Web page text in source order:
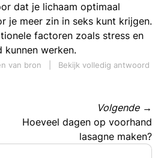
dat je lichaam optimaal
je meer zin in seks kunt krijgen.
factoren zoals stress en
kunnen werken.
van bron
Bekijk volledig antwoord
Volgende→
Hoeveel dagen op voorhand
lasagne maken?